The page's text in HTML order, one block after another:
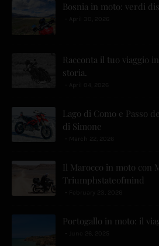
Bosnia in moto: verdi
Racconta il tuo viaggio
storia.
Lago di Como e Passo
di Simone
Il Marocco in moto con
Triumphstateofmind
Portogallo in moto: il